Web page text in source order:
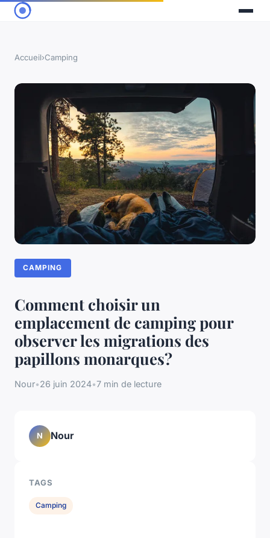
Accueil›Camping
CAMPING
Comment choisir un
emplacement de camping pour
observer les migrations des
papillons monarques?
Nour•26 juin 2024•7 min de lecture
N Nour
TAGS
Camping